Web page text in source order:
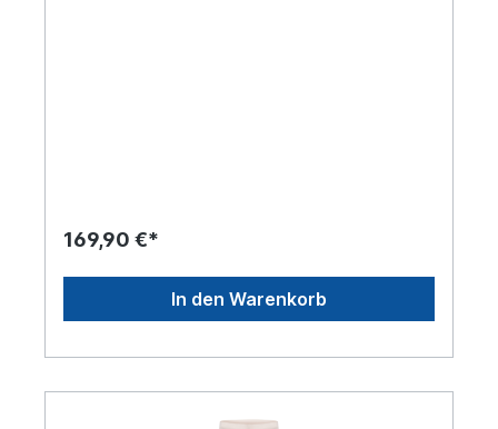
169,90 €*
In den Warenkorb